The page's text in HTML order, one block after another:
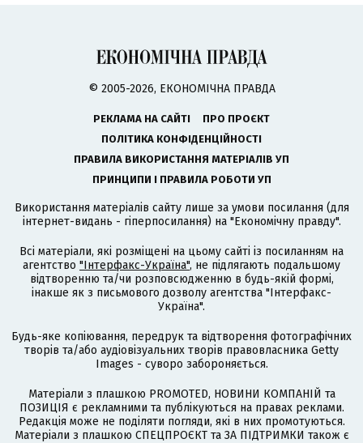
© 2005-2026, ЕКОНОМІЧНА ПРАВДА
РЕКЛАМА НА САЙТІ
ПРО ПРОЄКТ
ПОЛІТИКА КОНФІДЕНЦІЙНОСТІ
ПРАВИЛА ВИКОРИСТАННЯ МАТЕРІАЛІВ УП
ПРИНЦИПИ І ПРАВИЛА РОБОТИ УП
Використання матеріалів сайту лише за умови посилання (для
інтернет-видань - гіперпосилання) на "Економічну правду".
Всі матеріали, які розміщені на цьому сайті із посиланням на
агентство "Інтерфакс-Україна", не підлягають подальшому
відтворенню та/чи розповсюдженню в будь-якій формі,
інакше як з письмового дозволу агентства "Інтерфакс-
Україна".
Будь-яке копіювання, передрук та відтворення фотографічних
творів та/або аудіовізуальних творів правовласника Getty
Images - суворо забороняється.
Матеріали з плашкою PROMOTED, НОВИНИ КОМПАНІЙ та
ПОЗИЦІЯ є рекламними та публікуються на правах реклами.
Редакція може не поділяти погляди, які в них промотуються.
Матеріали з плашкою СПЕЦПРОЄКТ та ЗА ПІДТРИМКИ також є